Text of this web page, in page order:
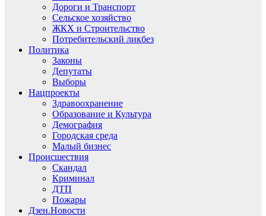
Дороги и Транспорт
Сельское хозяйство
ЖКХ и Строительство
Потребительский ликбез
Политика
Законы
Депутаты
Выборы
Нацпроекты
Здравоохранение
Образование и Культура
Демография
Городская среда
Малый бизнес
Происшествия
Скандал
Криминал
ДТП
Пожары
Дзен.Новости